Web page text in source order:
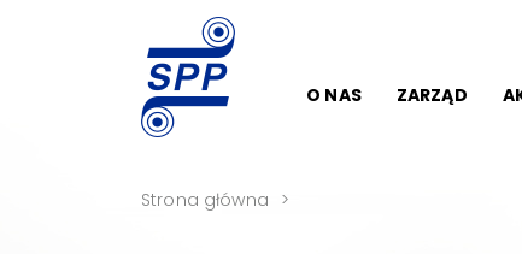
O NAS ZARZĄD
Strona główna